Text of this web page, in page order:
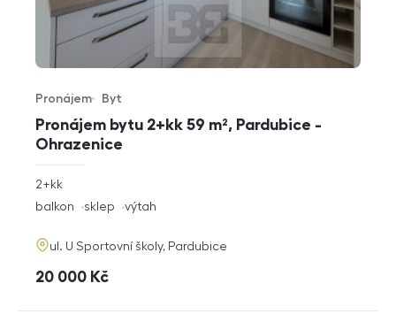
Pronájem bytu 2+kk 59 m², Pardubice -
Ohrazenice
Typ nabídky
Pronájem
Typ nemovitosti
Byt
rozměry
dispozice
2+kk
funkce
balkon sklep výtah
adresa
ul. U Sportovní školy, Pardubice
cena
20 000 Kč